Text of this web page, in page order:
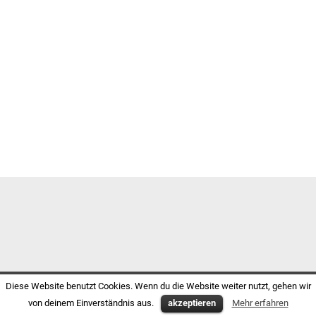
Diese Website benutzt Cookies. Wenn du die Website weiter nutzt, gehen wir
von deinem Einverständnis aus.
akzeptieren Mehr erfahren